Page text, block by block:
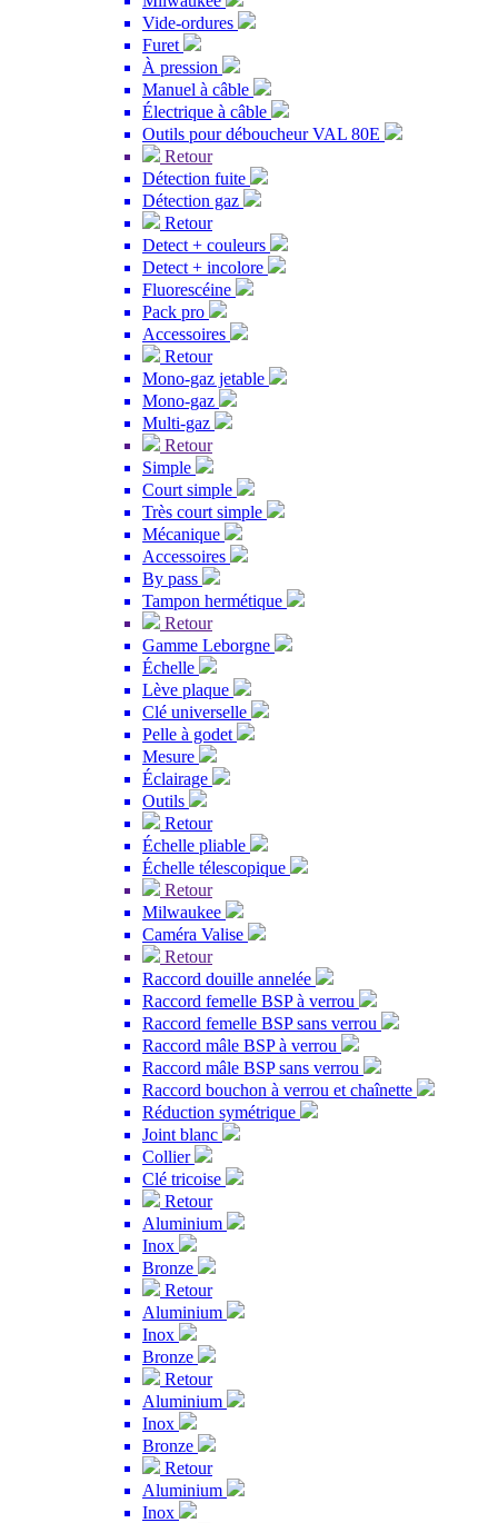
Vide-ordures
Furet
À pression
Manuel à câble
Électrique à câble
Outils pour déboucheur VAL 80E
Retour
Détection fuite
Détection gaz
Retour
Detect + couleurs
Detect + incolore
Fluorescéine
Pack pro
Accessoires
Retour
Mono-gaz jetable
Mono-gaz
Multi-gaz
Retour
Simple
Court simple
Très court simple
Mécanique
Accessoires
By pass
Tampon hermétique
Retour
Gamme Leborgne
Échelle
Lève plaque
Clé universelle
Pelle à godet
Mesure
Éclairage
Outils
Retour
Échelle pliable
Échelle télescopique
Retour
Milwaukee
Caméra Valise
Retour
Raccord douille annelée
Raccord femelle BSP à verrou
Raccord femelle BSP sans verrou
Raccord mâle BSP à verrou
Raccord mâle BSP sans verrou
Raccord bouchon à verrou et chaînette
Réduction symétrique
Joint blanc
Collier
Clé tricoise
Retour
Aluminium
Inox
Bronze
Retour
Aluminium
Inox
Bronze
Retour
Aluminium
Inox
Bronze
Retour
Aluminium
Inox